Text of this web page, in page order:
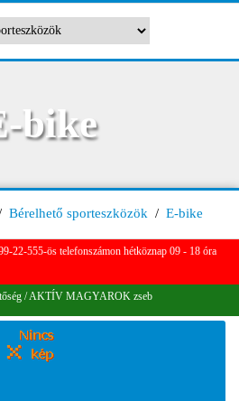
bike
Bérelhető sporteszközök / E-bike
22-555-ös telefonszámon hétköznap 09 - 18 óra
/ AKTÍV MAGYAROK zseb